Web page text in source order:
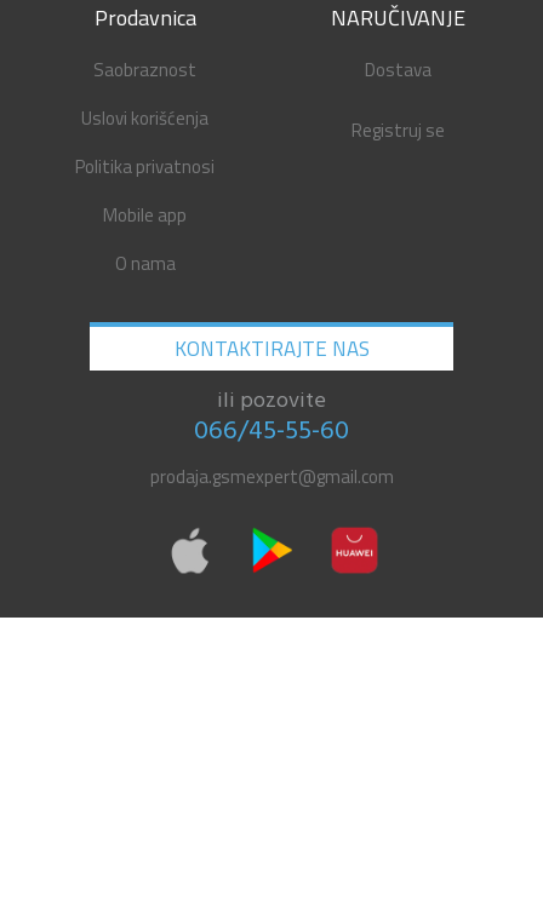
Prodavnica
Saobraznost
Uslovi korišćenja
Politika privatnosi
Mobile app
O nama
NARUČIVANJE
Dostava
Registruj se
KONTAKTIRAJTE NAS
ili pozovite
066/45-55-60
prodaja.gsmexpert@gmail.com